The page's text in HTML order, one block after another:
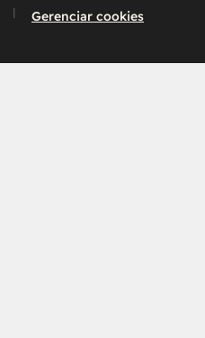
Gerenciar cookies